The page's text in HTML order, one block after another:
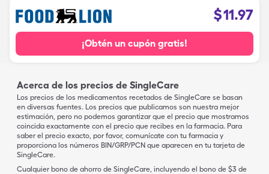
$11.97
¡Obtén un cupón gratis!
Acerca de los precios de SingleCare
Los precios de los medicamentos recetados de SingleCare se basan
en diversas fuentes. Los precios que publicamos son nuestra mejor
estimación, pero no podemos garantizar que el precio que mostramos
coincida exactamente con el precio que recibes en la farmacia. Para
saber el precio exacto, por favor, comunícate con tu farmacia y
proporciona los números BIN/GRP/PCN que aparecen en tu tarjeta de
SingleCare.
Cualquier bono de ahorro de SingleCare, incluyendo el bono de $3 de